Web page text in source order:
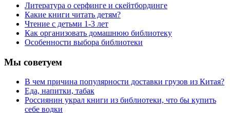
Литература о серфинге и скейтбординге
Какие книги читать детям?
Чтение с детьми 1-3 лет
Как организовать домашнюю библиотеку
Особенности выбора библиотеки
Мы советуем
В чем причина популярности доставки грузов из Китая?
Еда, напитки, табак
Россиянин украл книги из библиотеки, что бы купить
себе водки